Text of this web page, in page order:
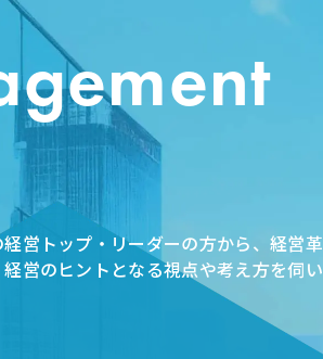
営トップ・リーダーの方から、経営革
営のヒントとなる視点や考え方を伺い